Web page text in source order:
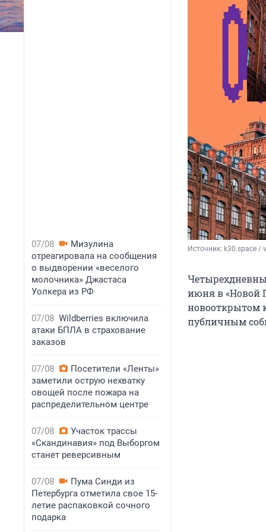
07/08
Мизулина
отреагировала на сообщения
о выдворении «веселого
молочника» Джастаса
Уолкера из РФ
07/08 Wildberries включила
атаки БПЛА в страхование
заказов
07/08
Посетители «Ленты»
заметили острую нехватку
овощей после пожара на
распределительном центре
07/08
Участок трассы
«Скандинавия» под Выборгом
станет реверсивным
07/08
Пума Синди из
Петербурга отметила свое 15-
летие распаковкой сочного
подарка
Источник: k30.space /
июня в «Новой
новооткрытом
публичным